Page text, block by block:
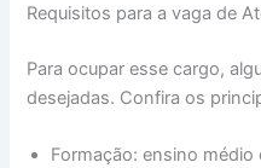
Requisitos para a vaga de
Para ocupar esse cargo,
desejadas. Confira os
Formação: ensino